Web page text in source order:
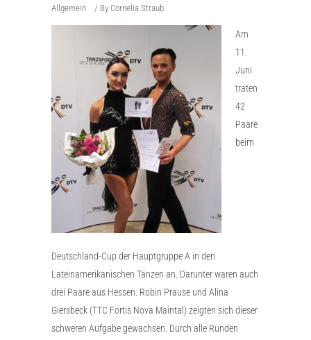
Allgemein By Cornelia Straub
Am
11.
Juni
traten
42
Paare
beim
Deutschland-Cup der Hauptgruppe A in den
Lateinamerikanischen Tänzen an. Darunter waren auch
drei Paare aus Hessen. Robin Prause und Alina
Giersbeck (TTC Fortis Nova Maintal) zeigten sich dieser
schweren Aufgabe gewachsen. Durch alle Runden